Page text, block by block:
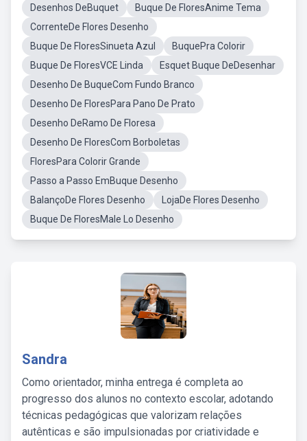
Desenhos DeBuquet
Buque De FloresAnime Tema
CorrenteDe Flores Desenho
Buque De FloresSinueta Azul
BuquePra Colorir
Buque De FloresVCE Linda
Esquet Buque DeDesenhar
Desenho De BuqueCom Fundo Branco
Desenho De FloresPara Pano De Prato
Desenho DeRamo De Floresa
Desenho De FloresCom Borboletas
FloresPara Colorir Grande
Passo a Passo EmBuque Desenho
BalançoDe Flores Desenho
LojaDe Flores Desenho
Buque De FloresMale Lo Desenho
Sandra
Como orientador, minha entrega é completa ao
progresso dos alunos no contexto escolar, adotando
técnicas pedagógicas que valorizam relações
autênticas e são impulsionadas por criatividade e